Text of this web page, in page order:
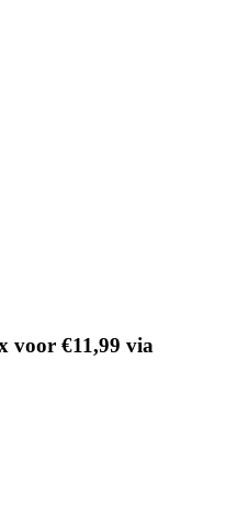
voor €11,99 via